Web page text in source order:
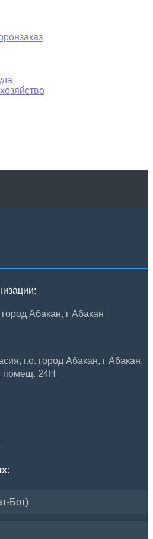
Абакан, г Абакан
г.о. город Абакан, г Абакан,
помещ. 24Н
Бот)